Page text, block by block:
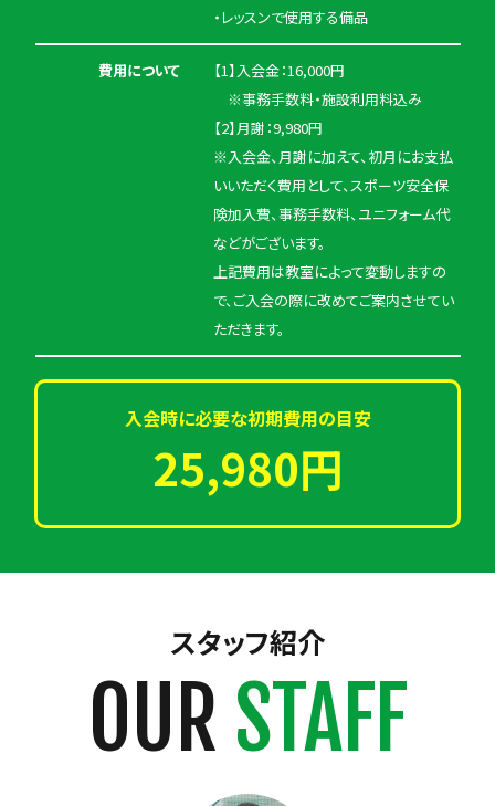
・レッスンで使用する備品
費用について
【1】入会金：16,000円
※事務手数料・施設利用料込み
【2】月謝：9,980円
※入会金、月謝に加えて、初月にお支払
いいただく費用として、スポーツ安全保
険加入費、事務手数料、ユニフォーム代
などがございます。
上記費用は教室によって変動しますの
で、ご入会の際に改めてご案内させてい
ただきます。
入会時に必要な初期費用の目安
25,980円
スタッフ紹介
OUR STAFF